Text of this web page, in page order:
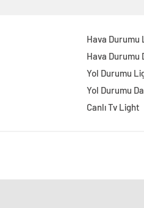
Hava Durumu
Hava Durumu
Yol Durumu
Yol Durumu
Canlı Tv Light